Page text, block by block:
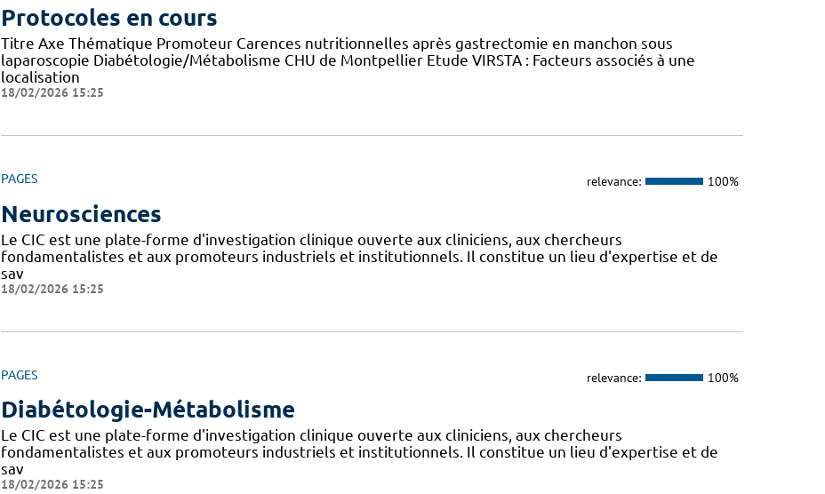
Protocoles en cours
Titre Axe Thématique Promoteur Carences nutritionnelles après gastrectomie en manchon sous
laparoscopie Diabétologie/Métabolisme CHU de Montpellier Etude VIRSTA : Facteurs associés à une
localisation
18/02/2026 15:25
PAGES relevance: 100%
Neurosciences
Le CIC est une plate-forme d'investigation clinique ouverte aux cliniciens, aux chercheurs
fondamentalistes et aux promoteurs industriels et institutionnels. Il constitue un lieu d'expertise et de
sav
18/02/2026 15:25
PAGES relevance: 100%
Diabétologie-Métabolisme
Le CIC est une plate-forme d'investigation clinique ouverte aux cliniciens, aux chercheurs
fondamentalistes et aux promoteurs industriels et institutionnels. Il constitue un lieu d'expertise et de
sav
18/02/2026 15:25